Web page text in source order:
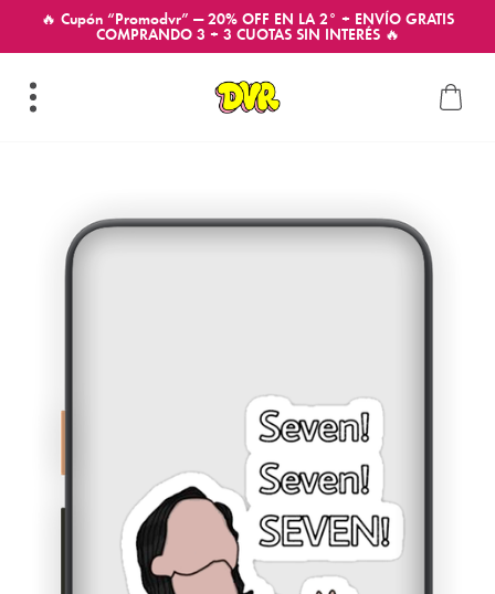
🔥 Cupón “Promodvr” — 20% OFF EN LA 2° + ENVÍO GRATIS
COMPRANDO 3 + 3 CUOTAS SIN INTERÉS 🔥